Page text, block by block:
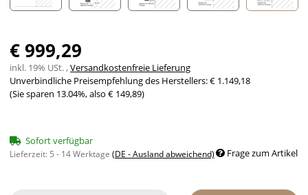
€ 999,29
inkl. 19% USt. ,Versandkostenfreie Lieferung
Unverbindliche Preisempfehlung des Herstellers:€ 1.149,18
(Sie sparen 13.04%, also € 149,89)
Sofort verfügbar
Lieferzeit: 5 - 14 Werktage (DE - Ausland abweichend) Frage zum Artikel